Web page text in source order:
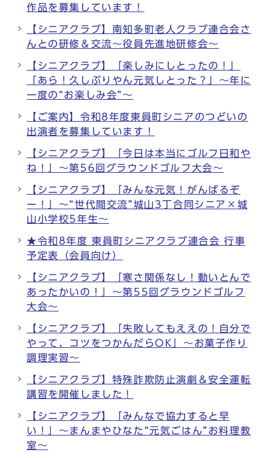
作品を募集しています！
【シニアクラブ】南知多町老人クラブ連合会さ
んとの研修＆交流～役員先進地研修会～
【シニアクラブ】「楽しみにしとったの！」
「あら！久しぶりやん元気しとった？」～年に
一度の“お楽しみ会”～
【ご案内】令和8年度東員町シニアのつどいの
出演者を募集しています！
【シニアクラブ】「今日は本当にゴルフ日和や
ね！」～第56回グラウンドゴルフ大会～
【シニアクラブ】「みんな元気！がんばるぞ
ー！」～“世代間交流”城山3丁合同シニア×城
山小学校5年生～
★令和8年度 東員町シニアクラブ連合会 行事
予定表（会員向け）
【シニアクラブ】「寒さ関係なし！動いとんで
あったかいの！」～第55回グラウンドゴルフ
大会～
【シニアクラブ】「失敗してもええの！自分で
やって、コツをつかんだらOK」～お菓子作り
調理実習～
【シニアクラブ】特殊詐欺防止演劇＆安全運転
講習を開催しました！
【シニアクラブ】「みんなで協力すると早
い！」～まんまやひなた“元気ごはん”お料理教
室～